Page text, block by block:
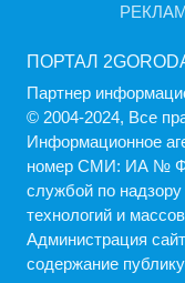
ПОРТАЛ
Партнер
© 2004-2024, Все
Информационное
номер СМИ: ИА №
службой по
технологий и
Администрация
содержание